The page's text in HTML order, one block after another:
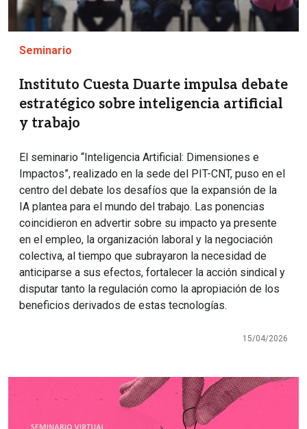
Seminario
Instituto Cuesta Duarte impulsa debate
estratégico sobre inteligencia artificial
y trabajo
El seminario “Inteligencia Artificial: Dimensiones e
Impactos”, realizado en la sede del PIT-CNT, puso en el
centro del debate los desafíos que la expansión de la
IA plantea para el mundo del trabajo. Las ponencias
coincidieron en advertir sobre su impacto ya presente
en el empleo, la organización laboral y la negociación
colectiva, al tiempo que subrayaron la necesidad de
anticiparse a sus efectos, fortalecer la acción sindical y
disputar tanto la regulación como la apropiación de los
beneficios derivados de estas tecnologías.
15/04/2026